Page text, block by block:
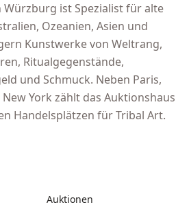
ist Spezialist für alte
Ozeanien, Asien und
Kunstwerke von Weltrang,
Ritualgegenstände,
und Schmuck. Neben Paris,
York zählt das Auktionshaus
Handelsplätzen für Tribal Art.
Auktionen